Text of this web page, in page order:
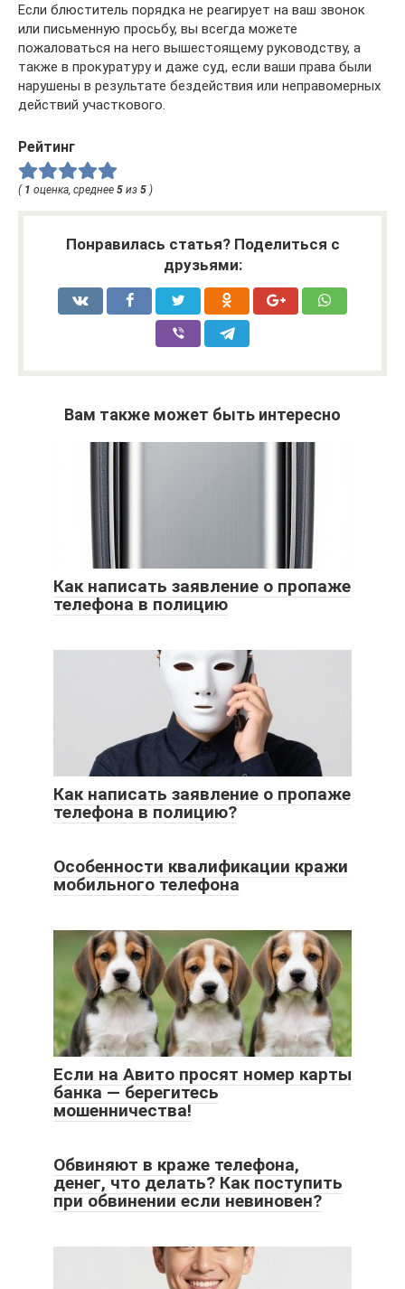
Если блюститель порядка не реагирует на ваш звонок
или письменную просьбу, вы всегда можете
пожаловаться на него вышестоящему руководству, а
также в прокуратуру и даже суд, если ваши права были
нарушены в результате бездействия или неправомерных
действий участкового.
Рейтинг
( 1 оценка, среднее 5 из 5 )
Понравилась статья? Поделиться с
друзьями:
Вам также может быть интересно
Как написать заявление о пропаже
телефона в полицию
Как написать заявление о пропаже
телефона в полицию?
Особенности квалификации кражи
мобильного телефона
Если на Авито просят номер карты
банка — берегитесь
мошенничества!
Обвиняют в краже телефона,
денег, что делать? Как поступить
при обвинении если невиновен?